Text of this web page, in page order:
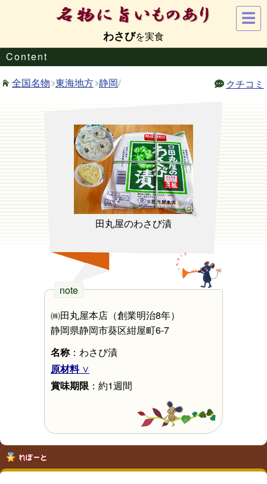
わさび
Content
全国名物 東海地方 静岡/ クチコミ
田丸屋のわさび漬
㈱田丸屋本店（創業明治8年）
静岡県静岡市葵区紺屋町6-7
名称：わさび漬
原材料
賞味期限 ：約1週間
☰